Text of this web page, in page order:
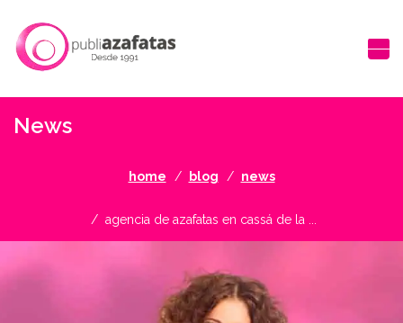
News
home blog news
agencia de azafatas en cassá de la ...